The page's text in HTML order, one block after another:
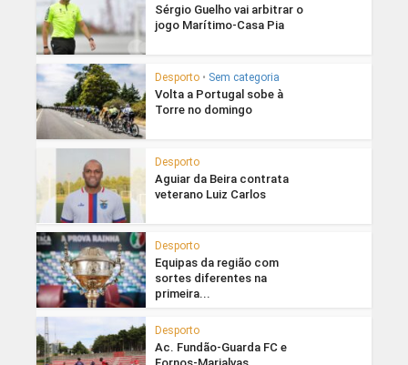
Sérgio Guelho vai arbitrar o
jogo Marítimo-Casa Pia
Desporto • Sem categoria
Volta a Portugal sobe à
Torre no domingo
Desporto
Aguiar da Beira contrata
veterano Luiz Carlos
Desporto
Equipas da região com
sortes diferentes na
primeira...
Desporto
Ac. Fundão-Guarda FC e